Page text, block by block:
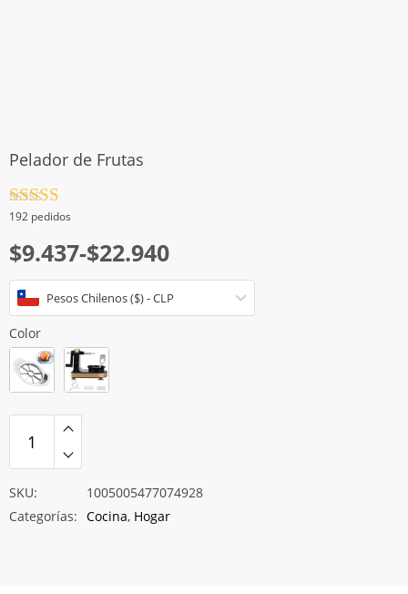
Pelador de Frutas
Valorado
con
5
192 pedidos
$9.437-$22.940
Rango
de
precios:
desde
$9.437
hasta
$22.940
Pesos Chilenos ($) - CLP
Color
SKU:
1005005477074928
Categorías: Cocina, Hogar